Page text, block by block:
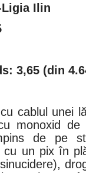
Ligia Ilin
3,65 (din
cablul unei
monoxid
de pe
cu un pix în